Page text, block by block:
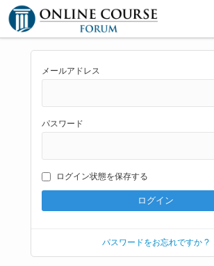
メールアドレス
パスワード
ログイン状態を保存する
パスワードをお忘れですか ?